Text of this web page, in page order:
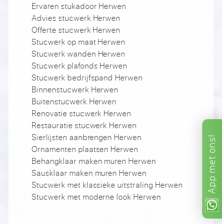
App
met
ons!
Ervaren stukadoor Herwen
Advies stucwerk Herwen
Offerte stucwerk Herwen
Stucwerk op maat Herwen
Stucwerk wanden Herwen
Stucwerk plafonds Herwen
Stucwerk bedrijfspand Herwen
Binnenstucwerk Herwen
Buitenstucwerk Herwen
Renovatie stucwerk Herwen
Restauratie stucwerk Herwen
Sierlijsten aanbrengen Herwen
Ornamenten plaatsen Herwen
Behangklaar maken muren Herwen
Sausklaar maken muren Herwen
Stucwerk met klassieke uitstraling Herwen
Stucwerk met moderne look Herwen